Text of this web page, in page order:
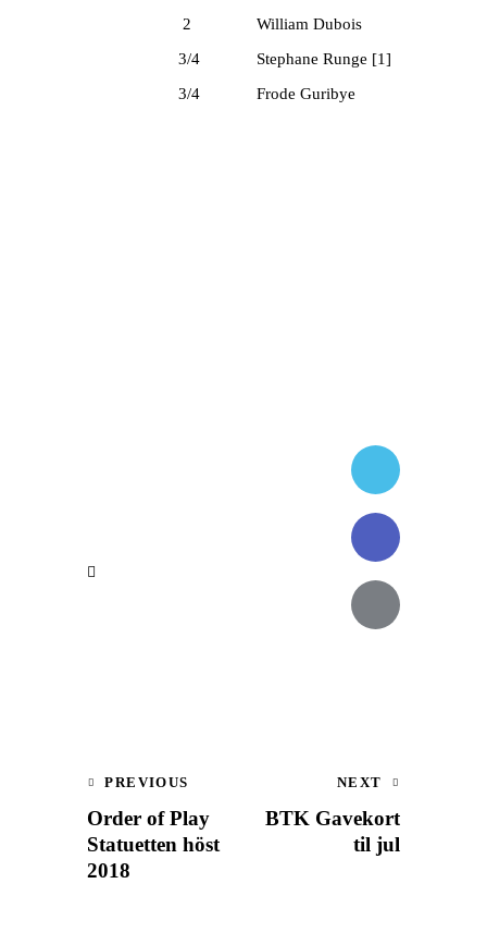
2 William Dubois
3/4 Stephane Runge [1]
3/4 Frode Guribye
Innleggsnavigasjon
PREVIOUS
Order of Play
Statuetten höst
2018
NEXT
BTK Gavekort
til jul